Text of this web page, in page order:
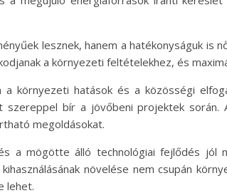
lesznek, hanem a hatékonyságuk is
a környezeti feltételekhez, és
környezeti hatások és a közösségi
szereppel bír a jövőbeni projektek
megoldásokat.
a mögötte álló technológiai fejlődés
növelése nem csupán
lehet.